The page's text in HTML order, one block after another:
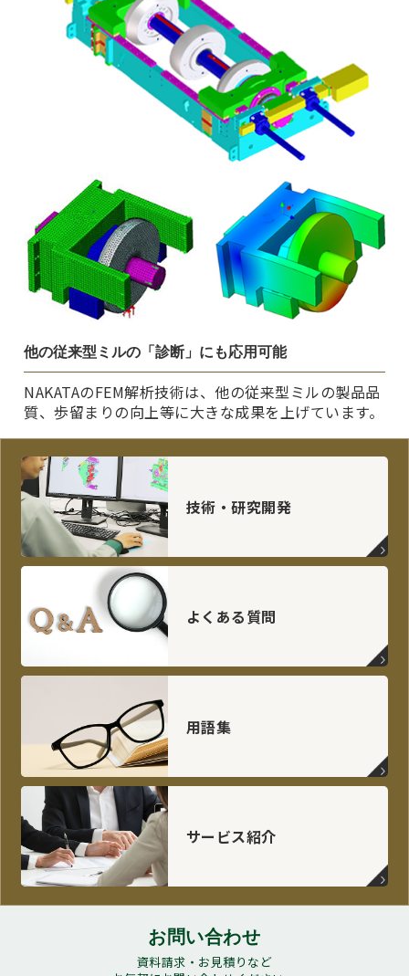
他の従来型ミルの「診断」にも応用可能
NAKATAのFEM解析技術は、他の従来型ミルの製品品
質、歩留まりの向上等に大きな成果を上げています。
技術・研究開発
よくある質問
用語集
サービス紹介
お問い合わせ
資料請求・お見積りなど